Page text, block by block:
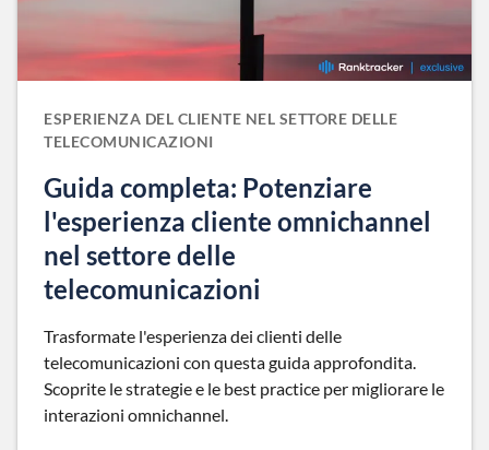
ESPERIENZA DEL CLIENTE NEL SETTORE DELLE
TELECOMUNICAZIONI
Guida completa: Potenziare
l'esperienza cliente omnichannel
nel settore delle
telecomunicazioni
Trasformate l'esperienza dei clienti delle
telecomunicazioni con questa guida approfondita.
Scoprite le strategie e le best practice per migliorare le
interazioni omnichannel.